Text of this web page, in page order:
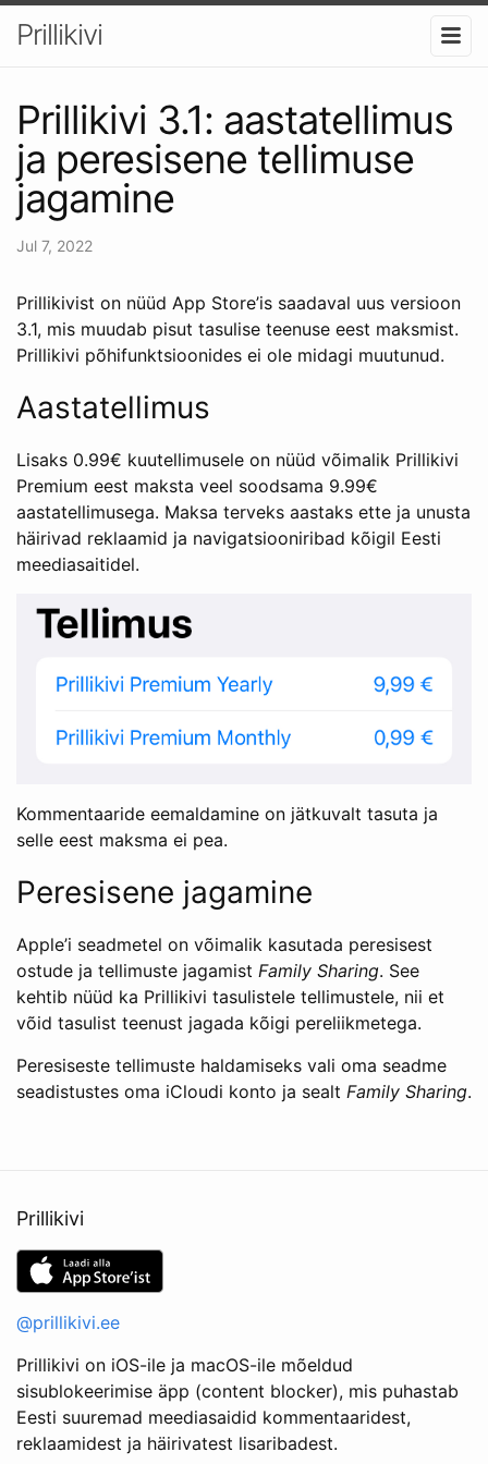
Prillikivi
Prillikivi 3.1: aastatellimus
ja peresisene tellimuse
jagamine
Jul 7, 2022
Prillikivist on nüüd App Store’is saadaval uus versioon
3.1, mis muudab pisut tasulise teenuse eest maksmist.
Prillikivi põhifunktsioonides ei ole midagi muutunud.
Aastatellimus
Lisaks 0.99€ kuutellimusele on nüüd võimalik Prillikivi
Premium eest maksta veel soodsama 9.99€
aastatellimusega. Maksa terveks aastaks ette ja unusta
häirivad reklaamid ja navigatsiooniribad kõigil Eesti
meediasaitidel.
Kommentaaride eemaldamine on jätkuvalt tasuta ja
selle eest maksma ei pea.
Peresisene jagamine
Apple’i seadmetel on võimalik kasutada peresisest
ostude ja tellimuste jagamist Family Sharing. See
kehtib nüüd ka Prillikivi tasulistele tellimustele, nii et
võid tasulist teenust jagada kõigi pereliikmetega.
Peresiseste tellimuste haldamiseks vali oma seadme
seadistustes oma iCloudi konto ja sealt Family Sharing.
Prillikivi
@prillikivi.ee
Prillikivi on iOS-ile ja macOS-ile mõeldud
sisublokeerimise äpp (content blocker), mis puhastab
Eesti suuremad meediasaidid kommentaaridest,
reklaamidest ja häirivatest lisaribadest.